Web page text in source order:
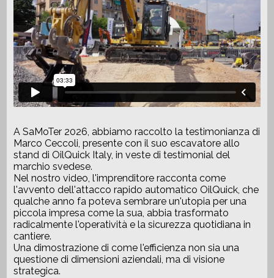
CHI SIAMO
PARTNER
REGISTRATI
CONTATTI
LA TUA SEZIONE
A SaMoTer 2026, abbiamo raccolto la testimonianza di
Marco Ceccoli, presente con il suo escavatore allo
stand di OilQuick Italy, in veste di testimonial del
marchio svedese.
Nel nostro video, l'imprenditore racconta come
l'avvento dell'attacco rapido automatico OilQuick, che
qualche anno fa poteva sembrare un'utopia per una
piccola impresa come la sua, abbia trasformato
radicalmente l'operatività e la sicurezza quotidiana in
cantiere.
Una dimostrazione di come l'efficienza non sia una
questione di dimensioni aziendali, ma di visione
strategica.